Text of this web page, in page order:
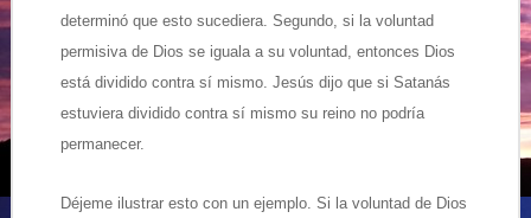
determinó que esto sucediera. Segundo, si la voluntad
permisiva de Dios se iguala a su voluntad, entonces Dios
está dividido contra sí mismo. Jesús dijo que si Satanás
estuviera dividido contra sí mismo su reino no podría
permanecer.
Déjeme ilustrar esto con un ejemplo. Si la voluntad de Dios